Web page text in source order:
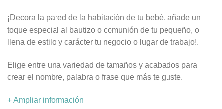
¡Decora la pared de la habitación de tu bebé, añade un
toque especial al bautizo o comunión de tu pequeño, o
llena de estilo y carácter tu negocio o lugar de trabajo!.
Elige entre una variedad de tamaños y acabados para
crear el nombre, palabra o frase que más te guste.
+ Ampliar información